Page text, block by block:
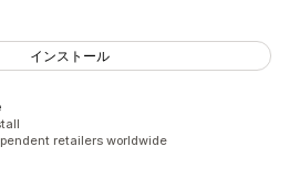
インストール
retailers worldwide